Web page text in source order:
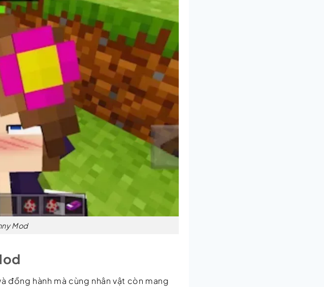
Mod
đồng hành mà cùng nhân vật còn mang